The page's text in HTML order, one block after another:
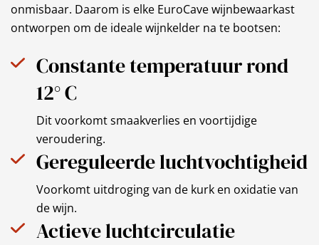
onmisbaar. Daarom is elke EuroCave wijnbewaarkast
ontworpen om de ideale wijnkelder na te bootsen:
Constante temperatuur rond
12° C
Dit voorkomt smaakverlies en voortijdige
veroudering.
Gereguleerde luchtvochtigheid
Voorkomt uitdroging van de kurk en oxidatie van
de wijn.
Actieve luchtcirculatie